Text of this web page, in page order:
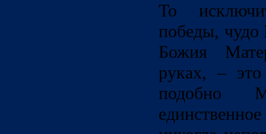
То
победы, чудо
Божия
руках, –
подобно